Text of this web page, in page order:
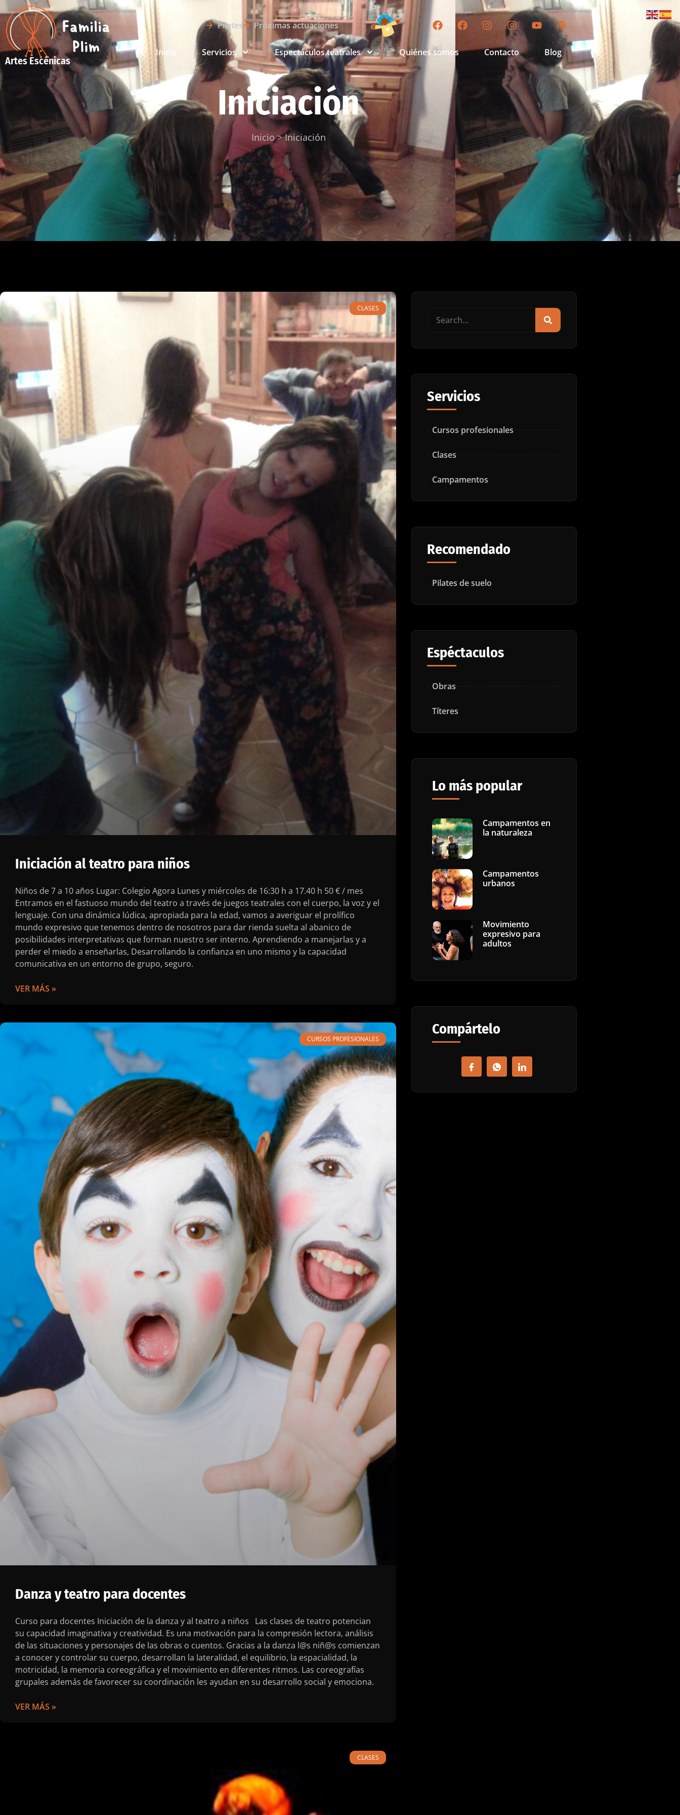
Artes Escénicas
Pilates Próximas actuaciones
Inicio Servicios Espectáculos teatrales Quiénes somos Contacto Blog
Iniciación
Inicio>Iniciación
CLASES
Iniciación al teatro para niños
Niños de 7 a 10 años Lugar: Colegio Agora Lunes y miércoles de 16:30 h a 17.40 h 50 € / mes
Entramos en el fastuoso mundo del teatro a través de juegos teatrales con el cuerpo, la voz y el
lenguaje. Con una dinámica lúdica, apropiada para la edad, vamos a averiguar el prolífico
mundo expresivo que tenemos dentro de nosotros para dar rienda suelta al abanico de
posibilidades interpretativas que forman nuestro ser interno. Aprendiendo a manejarlas y a
perder el miedo a enseñarlas, Desarrollando la confianza en uno mismo y la capacidad
comunicativa en un entorno de grupo, seguro.
VER MÁS »
CURSOS PROFESIONALES
Danza y teatro para docentes
Curso para docentes Iniciación de la danza y al teatro a niños Las clases de teatro potencian
su capacidad imaginativa y creatividad. Es una motivación para la compresión lectora, análisis
de las situaciones y personajes de las obras o cuentos. Gracias a la danza l@s niñ@s comienzan
a conocer y controlar su cuerpo, desarrollan la lateralidad, el equilibrio, la espacialidad, la
motricidad, la memoria coreográfica y el movimiento en diferentes ritmos. Las coreografías
grupales además de favorecer su coordinación les ayudan en su desarrollo social y emociona.
VER MÁS »
CLASES
Servicios
Cursos profesionales
Clases
Campamentos
Recomendado
Pilates de suelo
Espéctaculos
Obras
Títeres
Lo más popular
Campamentos en
la naturaleza
Campamentos
urbanos
Movimiento
expresivo para
adultos
Compártelo